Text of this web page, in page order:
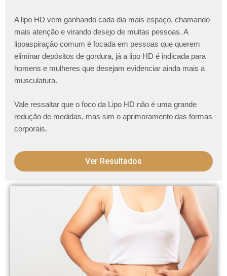
A lipo HD vem ganhando cada dia mais espaço, chamando
mais atenção e virando desejo de muitas pessoas. A
lipoaspiração comum é focada em pessoas que querem
eliminar depósitos de gordura, já a lipo HD é indicada para
homens e mulheres que desejam evidenciar ainda mais a
musculatura.
Vale ressaltar que o foco da Lipo HD não é uma grande
redução de medidas, mas sim o aprimoramento das formas
corporais.
Ver Resultados